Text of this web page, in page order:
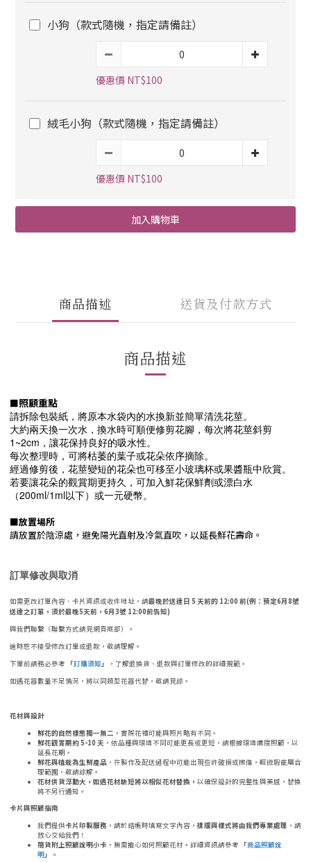
小狗（款式隨機，指定請備註）
優惠價 NT$100
絨毛小狗（款式隨機，指定請備註）
優惠價 NT$100
加入購物車
商品描述 送貨及付款方式
商品描述
■照顧重點
請拆除包裝紙，將原本水袋內的水換新並簡單清洗花莖。
大約兩天換一次水，換水時可順便修剪花腳，每次將花莖斜剪
1~2cm，讓花保持良好的吸水性。
每次整理時，可將枯萎的葉子或花朵依序摘除。
經過修剪後，花莖變短的花朵也可移至小玻璃杯或果醬瓶中欣賞。
若要讓花朵的觀賞期更持久，可加入鮮花保鮮劑或漂白水
（200ml/1ml以下）或一元硬幣。
■放置場所
請放置於陰涼處，避免陽光直射及冷氣直吹，以延長鮮花壽命。
訂單修改與取消
如需更改訂單內容、卡片資訊或收件地址，請最晚於送達日 5 天前的 12:00 前(例：預定6月8號
送達之訂單，須於最晚5天前，6月3號 12:00前告知)
與我們聯繫（聯繫方式請見網頁底部）。
逾時恕不接受修改訂單或退款，敬請理解。
下單前請務必參考
「訂購須知 」
，了解退換貨、退款與訂單修改的詳細規範。
如遇花器數量不足情況，將以同類型花器代替，敬請見諒。
花材與設計
鮮花的自然樣態獨一無二 ，實際花禮可能與照片略有不同。
鮮花觀賞期約 5-10 天 ，依品種與環境不同可能更長或更短，請根據環境適度照顧，以
延長花期。
鮮花與植栽為生鮮產品 ，在製作及配送過程中可能出現些許破損或擦傷，輕微瑕疵屬合
理範圍，敬請諒解。
花材供貨浮動大，如遇花材缺短將以相似花材替換， 以確保設計的完整性與美感，替換
將不另行通知。
卡片與照顧指南
我們提供卡片印製服務 ，請於結帳時填寫文字內容， 排版與樣式將由我們專業處理 ，請
放心交給我們！
隨貨附上照顧說明小卡 ，無需擔心如何照顧花材。詳細資訊請參考 「商品照顧說
明」
。